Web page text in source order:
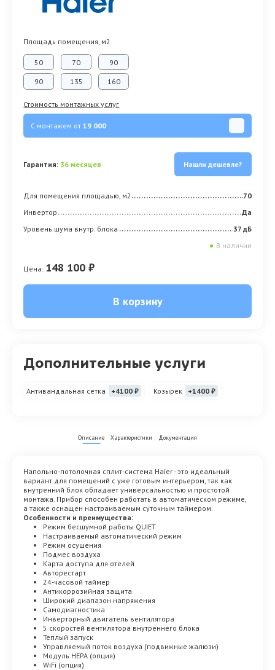
Площадь помещения, м2
50 70 90
90 135 160
Стоимость монтажных услуг
С монтажем от19 000
Гарантия: 36 месяцев Нашли дешевле?
Для помещения площадью, м2
70
Инвертор
Да
Уровень шума внутр. блока
37 дБ
● В наличии
Цена: 148 100 ₽
В корзину
Дополнительные услуги
Антивандальная сетка +4100 ₽ Козырек +1400 ₽
Описание Характеристики Документация
Напольно-потолочная сплит-система Haier - это идеальный
вариант для помещений с уже готовым интерьером, так как
внутренний блок обладает универсальностью и простотой
монтажа. Прибор способен работать в автоматическом режиме,
а также оснащен настраиваемым суточным таймером.
Особенности и преимущества:
Режим бесшумной работы QUIET
Настраиваемый автоматический режим
Режим осушения
Подмес воздуха
Карта доступа для отелей
Авторестарт
24-часовой таймер
Антикоррозийная защита
Широкий диапазон напряжения
Самодиагностика
Инверторный двигатель вентилятора
5 скоростей вентилятора внутреннего блока
Теплый запуск
Управляемый поток воздуха (подвижные жалюзи)
Модуль HEPA (опция)
WiFi (опция)